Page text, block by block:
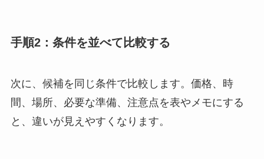
手順2：条件を並べて比較する
次に、候補を同じ条件で比較します。価格、時
間、場所、必要な準備、注意点を表やメモにする
と、違いが見えやすくなります。